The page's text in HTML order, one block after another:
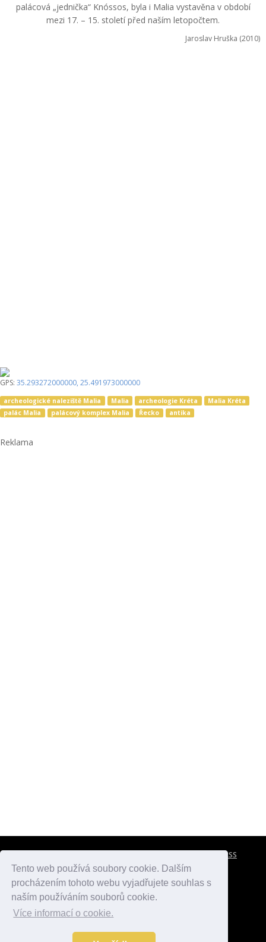
Tento web používá soubory cookie. Dalším
procházením tohoto webu vyjadřujete souhlas s
naším používáním souborů cookie.
Více informací o cookie.
palácová „jednička“ Knóssos, byla i Malia vystavěna v období
mezi 17. – 15. století před naším letopočtem.
Jaroslav Hruška (2010)
GPS: 35.293272000000, 25.491973000000
archeologické naleziště Malia Malia archeologie Kréta
Malia Kréta
palác Malia
palácový komplex Malia Řecko antika
Reklama
RSS
atlaspamatek.info
Data o počasí jsou přebírána z